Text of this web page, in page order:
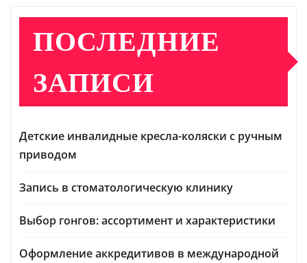
ПОСЛЕДНИЕ
ЗАПИСИ
Детские инвалидные кресла-коляски с ручным
приводом
Запись в стоматологическую клинику
Выбор гонгов: ассортимент и характеристики
Оформление аккредитивов в международной